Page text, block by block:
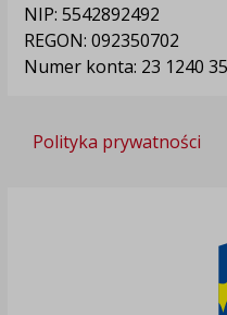
NIP: 5542892492
REGON: 092350702
Numer konta: 23 1240
Polityka prywatności